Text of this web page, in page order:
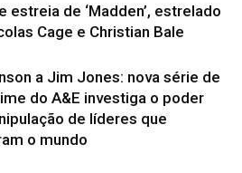
estreia de ‘Madden’, estrelado
Cage e Christian Bale
a Jim Jones: nova série de
do A&E investiga o poder
de líderes que
o mundo